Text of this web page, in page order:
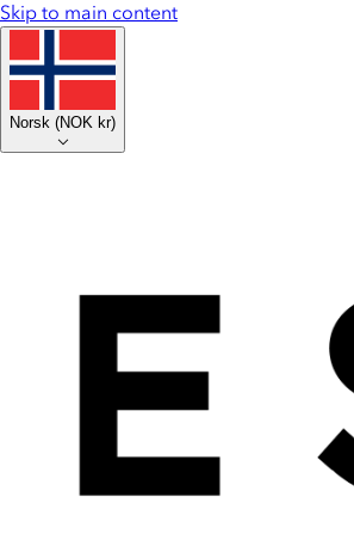
Skip to main content
Norsk (NOK kr)